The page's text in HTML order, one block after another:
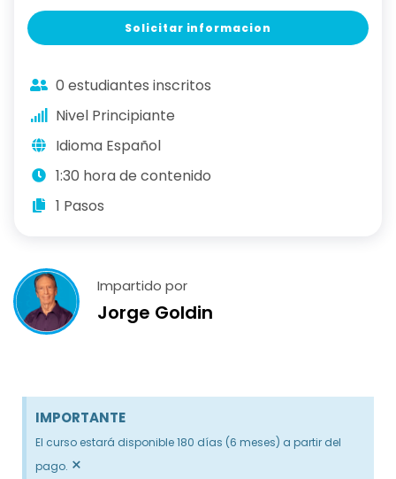
Solicitar informacion
0 estudiantes inscritos
Nivel Principiante
Idioma Español
1:30 hora de contenido
1 Pasos
Impartido por
Jorge Goldin
IMPORTANTE
El curso estará disponible 180 días (6 meses) a partir del
pago. ×